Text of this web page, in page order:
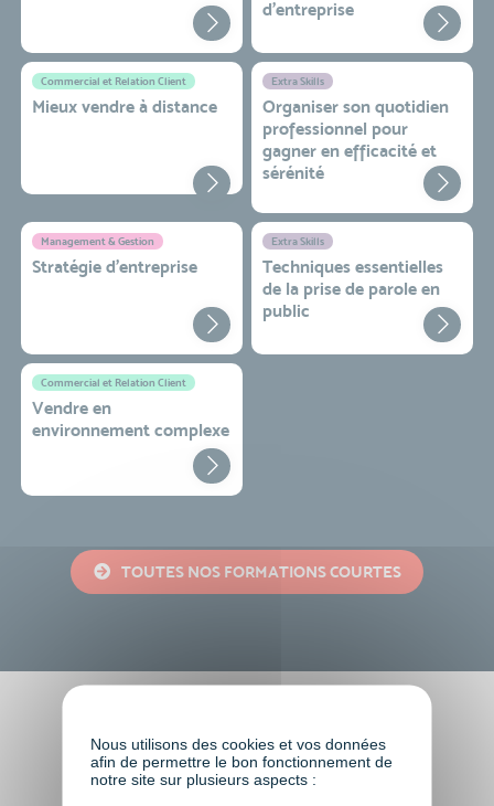
d'entreprise
Commercial et Relation Client
Mieux vendre à distance
Extra Skills
Organiser son quotidien
professionnel pour
gagner en efficacité et
sérénité
Management & Gestion
Stratégie d’entreprise
Extra Skills
Techniques essentielles
de la prise de parole en
public
Commercial et Relation Client
Vendre en
environnement complexe
TOUTES NOS FORMATIONS COURTES
Faire le choix de VISIPLUS
academy c’est
Nous utilisons des cookies et vos données
afin de permettre le bon fonctionnement de
notre site sur plusieurs aspects :